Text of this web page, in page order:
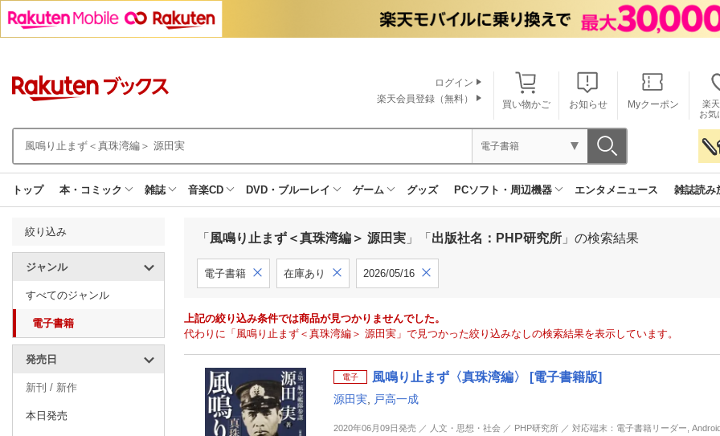
買い物かご お知らせ Myクーポン
楽
お気
ログイン
楽天会員登録（無料）
電子書籍
トップ 本・コミック 雑誌 音楽CD DVD・ブルーレイ ゲーム グッズ PCソフト・周辺機器 エンタメニュース 雑誌読み
絞り込み
ジャンル
すべてのジャンル
電子書籍
発売日
新刊 / 新作
本日発売
「 風鳴り止まず＜真珠湾編＞ 源田実 」「 出版社名：PHP研究所 」の検索結果
電子書籍 在庫あり 2026/05/16
上記の絞り込み条件では商品が見つかりませんでした。
代わりに「風鳴り止まず＜真珠湾編＞ 源田実」で見つかった絞り込みなしの検索結果を表示しています。
電子 風鳴り止まず〈真珠湾編〉 [電子書籍版]
源田実 戸高一成
2020年06月09日発売 ／ 人文・思想・社会 ／ PHP研究所 ／ 対応端末：電子書籍リーダー,